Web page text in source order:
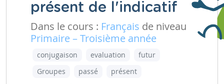
présent de l'indicatif
Dans le cours : Français de niveau
Primaire – Troisième année
conjugaison evaluation
futur
Groupes
passé
présent